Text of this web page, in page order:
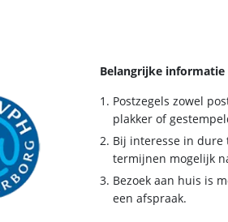
Belangrijke informatie
Postzegels zowel
plakker of
Bij interesse in
termijnen mogelijk
Bezoek aan huis is
een afspraak.